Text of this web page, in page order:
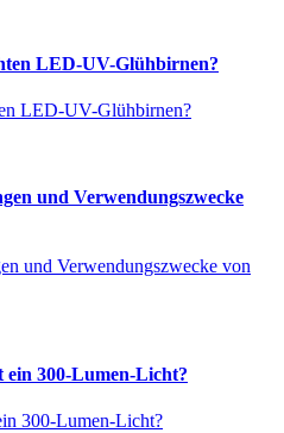
LED-UV-Glühbirnen?
LED-UV-Glühbirnen?
und Verwendungszwecke
und Verwendungszwecke von
ein 300-Lumen-Licht?
300-Lumen-Licht?